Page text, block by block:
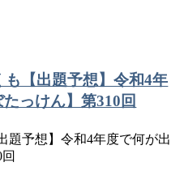
も【出題予想】令和4年
っけん】第310回
題予想】令和4年度で何が出